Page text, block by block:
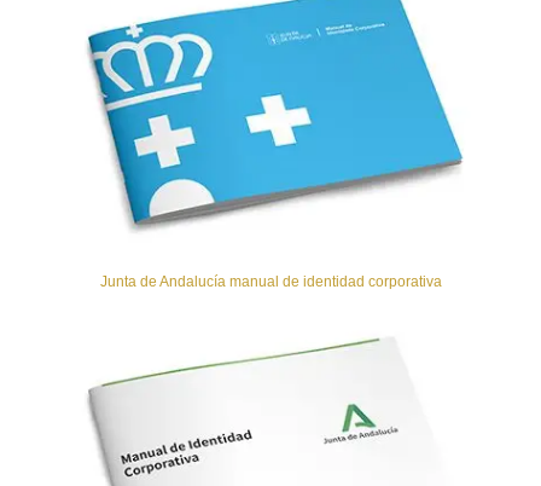
Junta de Andalucía manual de identidad corporativa